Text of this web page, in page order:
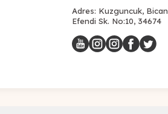
Adres: Kuzguncuk, Bican
Efendi Sk. No:10, 34674